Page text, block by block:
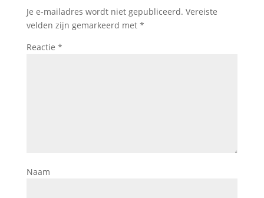
Je e-mailadres wordt niet gepubliceerd. Vereiste
velden zijn gemarkeerd met *
Reactie *
Naam